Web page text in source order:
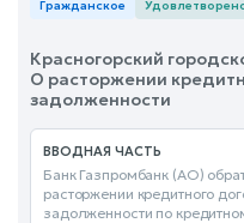
Гражданское
Красногорский
О расторжении
задолженности
ВВОДНАЯ ЧАСТЬ
Банк Газпромбанк (АО)
расторжении кредитного
задолженности по